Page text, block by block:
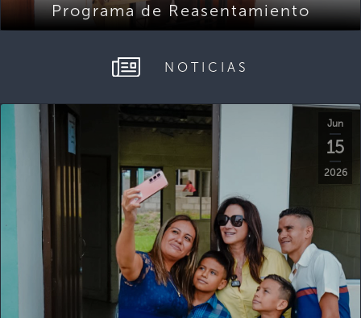
Programa de Reasentamiento
NOTICIAS
Jun
15
2026